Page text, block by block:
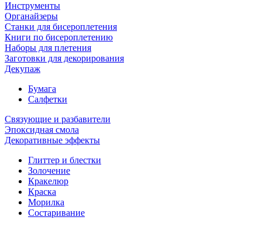
Инструменты
Органайзеры
Станки для бисероплетения
Книги по бисероплетению
Наборы для плетения
Заготовки для декорирования
Декупаж
Бумага
Салфетки
Связующие и разбавители
Эпоксидная смола
Декоративные эффекты
Глиттер и блестки
Золочение
Кракелюр
Краска
Морилка
Состаривание